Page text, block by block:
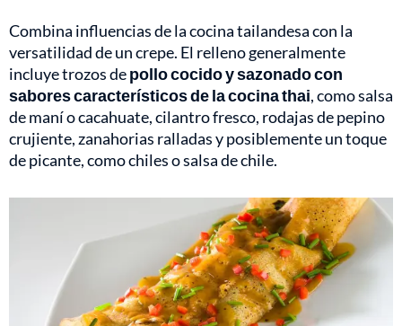
Combina influencias de la cocina tailandesa con la
versatilidad de un crepe. El relleno generalmente
incluye trozos depollo cocido y sazonado con
sabores característicos de la cocina thai, como salsa
de maní o cacahuate, cilantro fresco, rodajas de pepino
crujiente, zanahorias ralladas y posiblemente un toque
de picante, como chiles o salsa de chile.